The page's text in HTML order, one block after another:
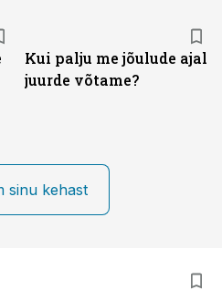
Kui palju me jõulude ajal
juurde võtame?
sinu kehast